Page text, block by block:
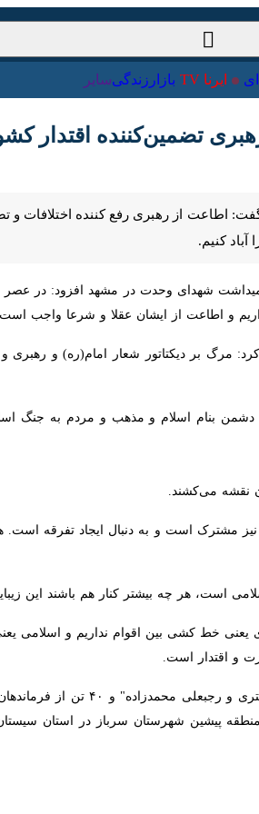
عکس چندرسانه‌ای ایرنا TV
اقتدار کشور است